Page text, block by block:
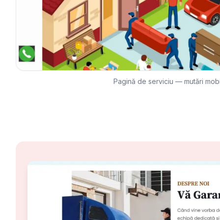
Pagină de serviciu — mutări